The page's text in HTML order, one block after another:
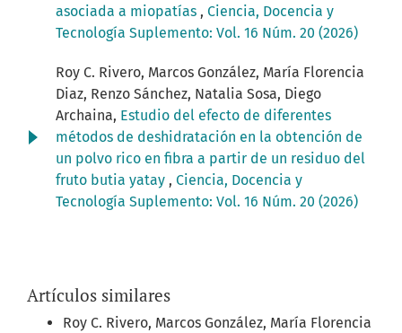
asociada a miopatías , Ciencia, Docencia y
Tecnología Suplemento: Vol. 16 Núm. 20 (2026)
Roy C. Rivero, Marcos González, María Florencia
Diaz, Renzo Sánchez, Natalia Sosa, Diego
Archaina, Estudio del efecto de diferentes
métodos de deshidratación en la obtención de
un polvo rico en fibra a partir de un residuo del
fruto butia yatay , Ciencia, Docencia y
Tecnología Suplemento: Vol. 16 Núm. 20 (2026)
Artículos similares
Roy C. Rivero, Marcos González, María Florencia